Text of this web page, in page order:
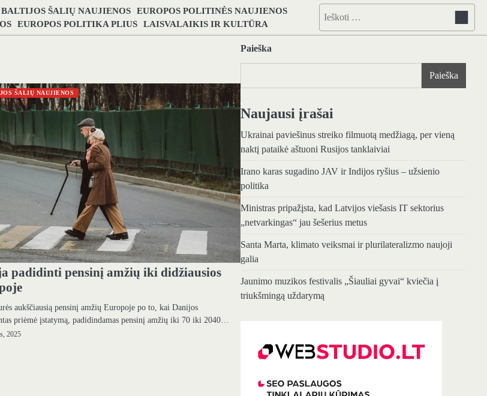
BALTIJOS ŠALIŲ NAUJIENOS EUROPOS POLITINĖS NAUJIENOS
EUROPOS POLITIKA PLIUS LAISVALAIKIS IR KULTŪRA
Ieškoti:
ŠALIŲ NAUJIENOS
padidinti pensinį amžių iki didžiausios
aukščiausią pensinį amžių Europoje po to, kai Danijos
priėmė įstatymą, padidindamas pensinį amžių iki 70 iki 2040…
2025
Paieška
Paieška
Naujausi įrašai
Ukrainai paviešinus streiko filmuotą medžiagą, per vieną
naktį pataikė aštuoni Rusijos tanklaiviai
Irano karas sugadino JAV ir Indijos ryšius – užsienio
politika
Ministras pripažįsta, kad Latvijos viešasis IT sektorius
„netvarkingas“ jau šešerius metus
Santa Marta, klimato veiksmai ir plurilateralizmo naujoji
galia
Jaunimo muzikos festivalis „Šiauliai gyvai“ kviečia į
triukšmingą uždarymą